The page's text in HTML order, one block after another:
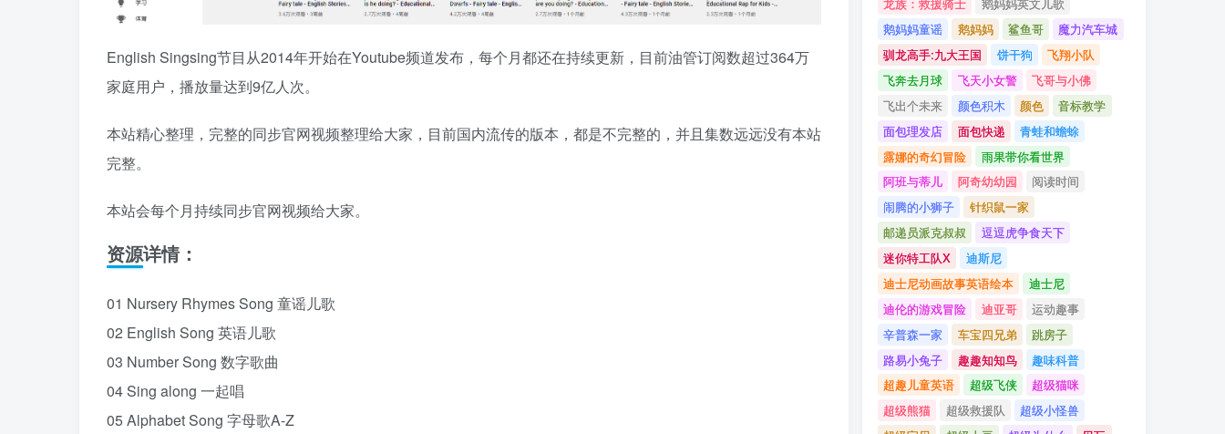
English Singsing节目从2014年开始在Youtube频道发布，每个月都还在持续更新，目前油管订阅数超过364万
家庭用户，播放量达到9亿人次。
本站精心整理，完整的同步官网视频整理给大家，目前国内流传的版本，都是不完整的，并且集数远远没有本站
完整。
本站会每个月持续同步官网视频给大家。
资源详情：
01 Nursery Rhymes Song 童谣儿歌
02 English Song 英语儿歌
03 Number Song 数字歌曲
04 Sing along 一起唱
05 Alphabet Song 字母歌A-Z
鹅妈妈童谣
鹅妈妈 鲨鱼哥
魔力汽车城
驯龙高手:九大王国
饼干狗
飞翔小队
飞奔去月球
飞天小女警
飞哥与小佛
飞出个未来
颜色积木 颜色
音标教学
面包理发店
面包快递
青蛙和蟾蜍
露娜的奇幻冒险
雨果带你看世界
阿班与蒂儿
阿奇幼幼园
阅读时间
闹腾的小狮子
针织鼠一家
邮递员派克叔叔
逗逗虎争食天下
迷你特工队X
迪斯尼
迪士尼动画故事英语绘本
迪士尼
迪伦的游戏冒险
迪亚哥
运动趣事
辛普森一家
车宝四兄弟
跳房子
路易小兔子
趣趣知知鸟
趣味科普
超趣儿童英语
超级飞侠
超级猫咪
超级熊猫
超级救援队
超级小怪兽